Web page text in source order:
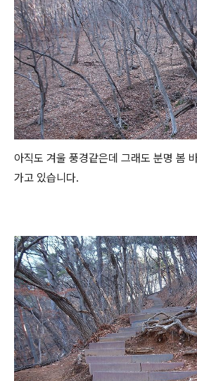
아직도 겨울 풍경같은데 그래도 분명 봄
가고 있습니다.